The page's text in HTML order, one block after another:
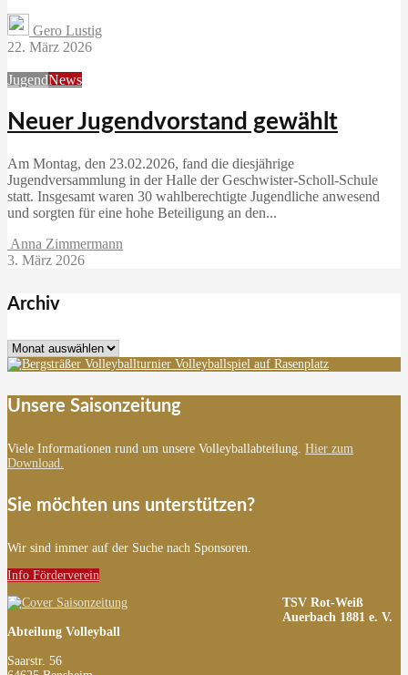
Gero Lustig
22. März 2026
JugendNews
Neuer Jugendvorstand gewählt
Am Montag, den 23.02.2026, fand die diesjährige
Jugendversammlung in der Halle der Geschwister-Scholl-Schule
statt. Insgesamt waren 30 wahlberechtigte Jugendliche anwesend
und sorgten für eine hohe Beteiligung an den...
Anna Zimmermann
3. März 2026
Archiv
Archiv
Unsere Saisonzeitung
Viele Informationen rund um unsere Volleyballabteilung. Hier zum
Download.
Sie möchten uns unterstützen?
Wir sind immer auf der Suche nach Sponsoren.
Info Förderverein
TSV Rot-Weiß
Auerbach 1881 e. V.
Abteilung Volleyball
Saarstr. 56